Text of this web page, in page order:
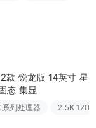
款 锐龙版 14英寸 星
态 集显
列处理器 2.5K